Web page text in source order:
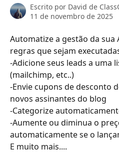
Escrito por David de
11 de novembro de 2025
Automatize a gestão da sua
regras que sejam
-Adicione seus leads a uma
(mailchimp, etc..)
-Envie cupons de desconto
novos assinantes do blog
-Categorize
-Aumente ou diminua o
automaticamente se o
E muito mais....